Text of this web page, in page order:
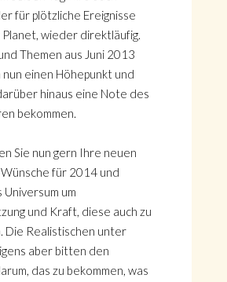
für plötzliche Ereignisse
wieder direktläufig.
Themen aus Juni 2013
einen Höhepunkt und
hinaus eine Note des
bekommen.
Sie nun gern Ihre neuen
für 2014 und
um
und Kraft, diese auch zu
Die Realistischen unter
aber bitten den
das zu bekommen, was